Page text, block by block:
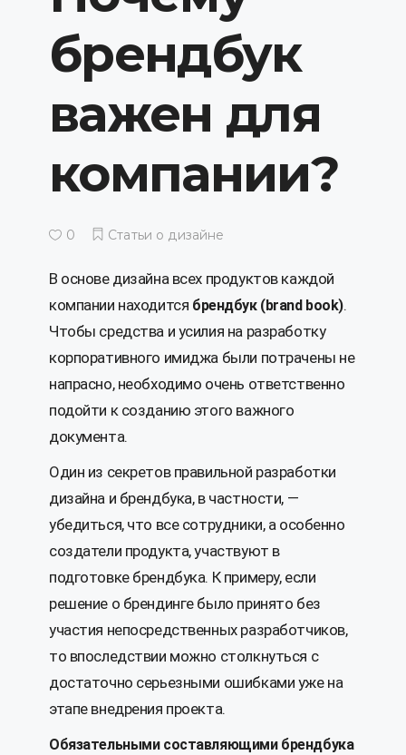
брендбук
важен для
компании?
0 Статьи о дизайне
В основе дизайна всех продуктов каждой
компании находится брендбук (brand book).
Чтобы средства и усилия на разработку
корпоративного имиджа были потрачены не
напрасно, необходимо очень ответственно
подойти к созданию этого важного
документа.
Один из секретов правильной разработки
дизайна и брендбука, в частности, —
убедиться, что все сотрудники, а особенно
создатели продукта, участвуют в
подготовке брендбука. К примеру, если
решение о брендинге было принято без
участия непосредственных разработчиков,
то впоследствии можно столкнуться с
достаточно серьезными ошибками уже на
этапе внедрения проекта.
Обязательными составляющими брендбука